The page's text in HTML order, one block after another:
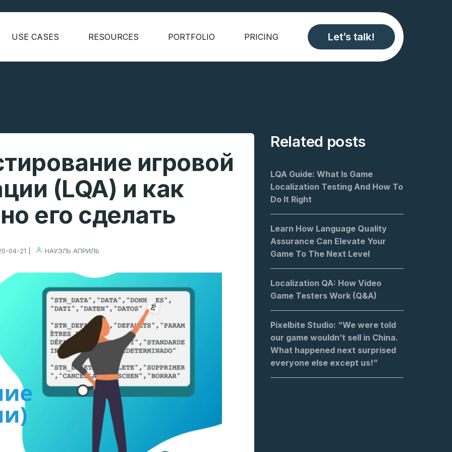
USE CASES RESOURCES PORTFOLIO PRICING Let’s talk!
игровой
(LQA) и как
его сделать
04-21 | НАУЭЛЬ АПРИЛЬ
Related posts
LQA Guide: What Is Game
Localization Testing And How To
Do It Right
Learn How Language Quality
Assurance Can Elevate Your
Game To The Next Level
Localization QA: How Video
Game Testers Work (Q&A)
Pixelbite Studio: “We were told
our game wouldn’t sell in China.
What happened next surprised
everyone else except us!”